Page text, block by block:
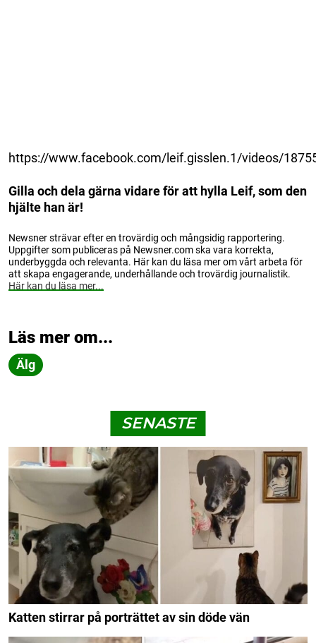
https://www.facebook.com/leif.gisslen.1/videos/
Gilla och dela gärna vidare för att hylla Leif, som den
hjälte han är!
Newsner strävar efter en trovärdig och mångsidig rapportering.
Uppgifter som publiceras på Newsner.com ska vara korrekta,
underbyggda och relevanta. Här kan du läsa mer om vårt arbeta för
att skapa engagerande, underhållande och trovärdig journalistik.
Här kan du läsa mer...
Läs mer om...
Älg
SENASTE
Katten stirrar på porträttet av sin döde vän